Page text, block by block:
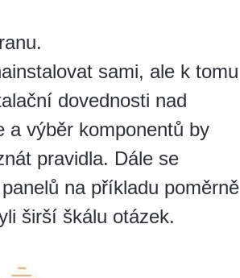
sami, ale k tomu
dovednosti nad
a výběr komponentů by
pravidla. Dále se
na příkladu poměrně
širší škálu otázek.